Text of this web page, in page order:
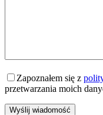
Zapoznałem się z
przetwarzania moich